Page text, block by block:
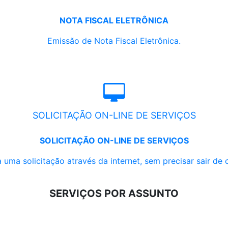
NOTA FISCAL ELETRÔNICA
Emissão de Nota Fiscal Eletrônica.
SOLICITAÇÃO ON-LINE DE SERVIÇOS
SOLICITAÇÃO ON-LINE DE SERVIÇOS
uma solicitação através da internet, sem precisar sair de
SERVIÇOS POR ASSUNTO